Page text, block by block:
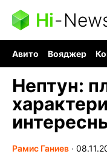
Hi-
Авито Вояджер
Нептун:
Рамис Ганиев ∙